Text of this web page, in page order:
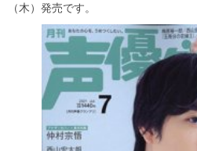
（木）発売です。